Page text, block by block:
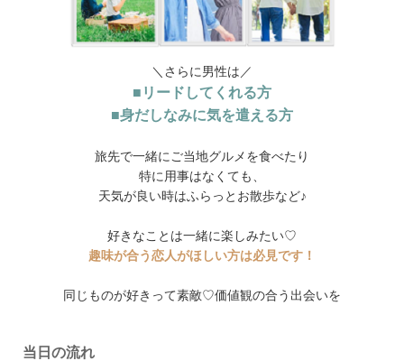
＼さらに男性は／
■リードしてくれる方
■身だしなみに気を遣える方
旅先で一緒にご当地グルメを食べたり
特に用事はなくても、
天気が良い時はふらっとお散歩など♪
好きなことは一緒に楽しみたい♡
趣味が合う恋人がほしい方は必見です！
同じものが好きって素敵♡価値観の合う出会いを
当日の流れ